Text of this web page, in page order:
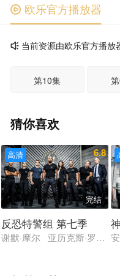
 欧乐官方播放器
当前资源由欧乐官方播放
第10集
猜你喜欢
高清 6.8
完结
反恐特警组 第七季
谢默·摩尔 亚历克斯·罗素